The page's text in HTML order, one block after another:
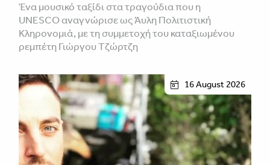
Ένα μουσικό ταξίδι στα τραγούδια που η
UNESCO αναγνώρισε ως Άυλη Πολιτιστική
Κληρονομιά, με τη συμμετοχή του καταξιωμένου
ρεμπέτη Γιώργου Τζώρτζη
16 August 2026